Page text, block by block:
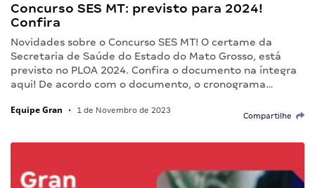
Concurso SES MT: previsto para 2024!
Confira
Novidades sobre o Concurso SES MT! O certame da
Secretaria de Saúde do Estado do Mato Grosso, está
previsto no PLOA 2024. Confira o documento na íntegra
aqui! De acordo com o documento, o cronograma…
Equipe Gran • 1 de Novembro de 2023
Compartilhe